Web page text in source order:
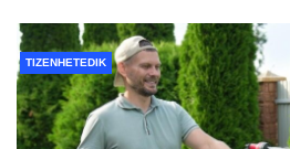
TIZENHETEDIK